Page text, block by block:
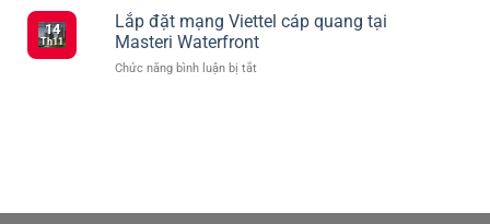
Nối
Siêu
Với
ưu
đãi
hình
vụ
mạng
Viettel
cáp
14
Th11
Lắp đặt mạng Viettel cáp quang tại
Masteri Waterfront
Chức năng bình luận bị tắt
Masteri